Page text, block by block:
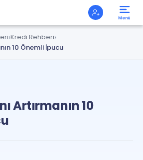
Menü
Kredi Rehberi
10 Önemli İpucu
Artırmanın 10